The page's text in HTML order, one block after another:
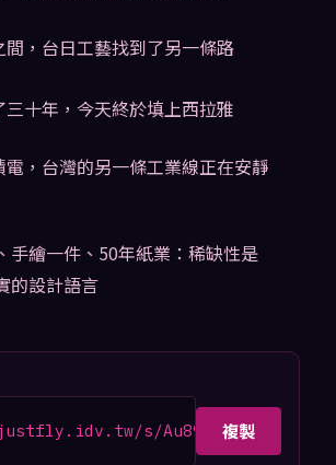
，台日工藝找到了另一條路
三十年，今天終於填上西拉雅
，台灣的另一條工業線正在安靜
手繪一件、50年紙業：稀缺性是
的設計語言
s/Au898Dn複製